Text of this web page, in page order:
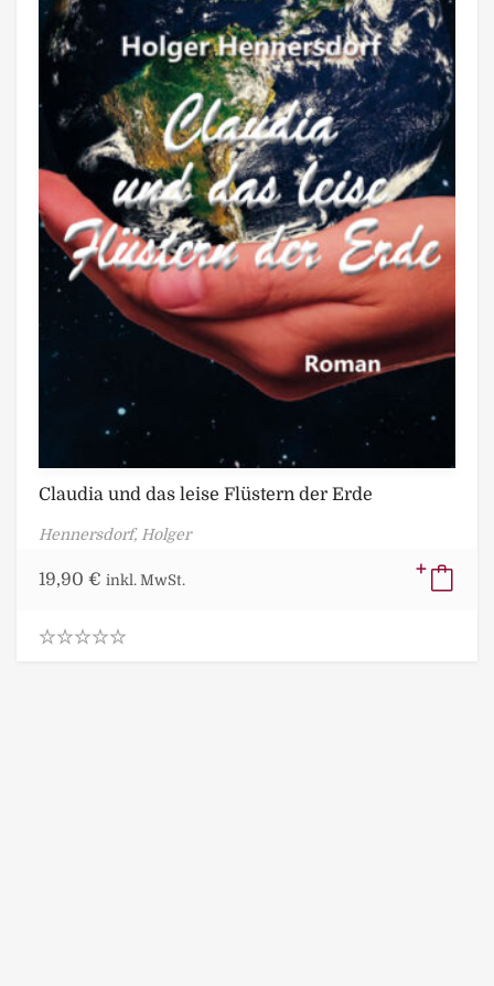
Claudia und das leise Flüstern der Erde
Hennersdorf, Holger
19,90 € inkl. MwSt.